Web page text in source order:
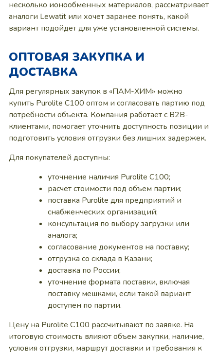
несколько ионообменных материалов, рассматривает
аналоги Lewatit или хочет заранее понять, какой
вариант подойдет для уже установленной системы.
ОПТОВАЯ ЗАКУПКА И
ДОСТАВКА
Для регулярных закупок в «ПАМ-ХИМ» можно
купить Purolite C100 оптом и согласовать партию под
потребности объекта. Компания работает с B2B-
клиентами, помогает уточнить доступность позиции и
подготовить условия отгрузки без лишних задержек.
Для покупателей доступны:
уточнение наличия Purolite C100;
расчет стоимости под объем партии;
поставка Purolite для предприятий и
снабженческих организаций;
консультация по выбору загрузки или
аналога;
согласование документов на поставку;
отгрузка со склада в Казани;
доставка по России;
уточнение формата поставки, включая
поставку мешками, если такой вариант
доступен по партии.
Цену на Purolite C100 рассчитывают по заявке. На
итоговую стоимость влияют объем закупки, наличие,
условия отгрузки, маршрут доставки и требования к